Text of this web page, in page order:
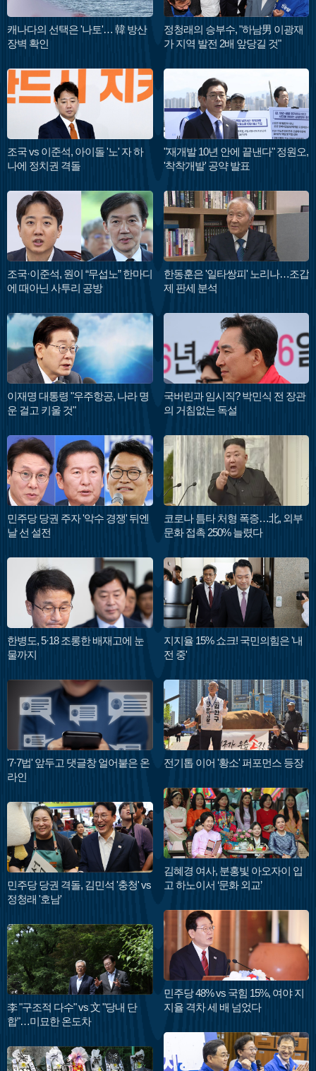
캐나다의 선택은 '나토'… 韓 방산
장벽 확인
조국 vs 이준석, 아이돌 '노' 자 하
나에 정치권 격돌
조국·이준석, 원이 “무섭노” 한마디
에 때아닌 사투리 공방
이재명 대통령 "우주항공, 나라 명
운 걸고 키울 것"
민주당 당권 주자 '악수 경쟁' 뒤엔
날 선 설전
한병도, 5·18 조롱한 배재고에 눈
물까지
'7·7법' 앞두고 댓글창 얼어붙은 온
라인
민주당 당권 격돌, 김민석 '충청' vs
정청래 '호남'
李 "구조적 다수" vs 文 "당내 단
합"…미묘한 온도차
정청래의 승부수, "하남男 이광재
가 지역 발전 2배 앞당길 것"
"재개발 10년 안에 끝낸다" 정원오,
'착착개발' 공약 발표
한동훈은 '일타쌍피' 노리나…조갑
제 판세 분석
국버린과 임시직? 박민식 전 장관
의 거침없는 독설
코로나 틈타 처형 폭증…北, 외부
문화 접촉 250% 늘렸다
지지율 15% 쇼크! 국민의힘은 '내
전 중'
전기톱 이어 '황소' 퍼포먼스 등장
김혜경 여사, 분홍빛 아오자이 입
고 하노이서 ‘문화 외교’
민주당 48% vs 국힘 15%, 여야 지
지율 격차 세 배 넘었다